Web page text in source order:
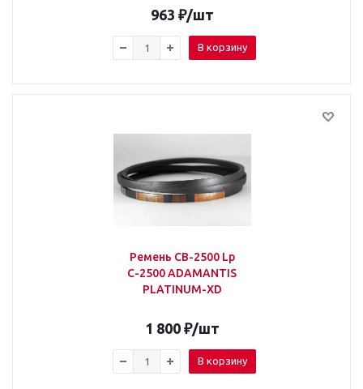
963 ₽/шт
В корзину
Ремень СВ-2500 Lp
С-2500 ADAMANTIS
PLATINUM-XD
1 800₽/шт
В корзину